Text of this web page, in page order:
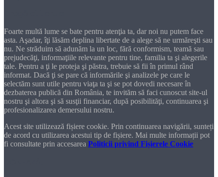
Foarte multă lume se bate pentru atenţia ta, dar noi nu putem face
asta. Aşadar, îţi lăsăm deplina libertate de a alege să ne urmăreşti sau
nu. Ne străduim să adunăm la un loc, fără conformism, teamă sau
prejudecăţi, informaţiile relevante pentru tine, familia ta şi alegerile
tale. Pentru a ţi le proteja şi păstra, trebuie să fii în primul rând
informat. Dacă ţi se pare că informările şi analizele pe care le
selectăm sunt utile pentru viaţa ta şi se pot dovedi necesare în
dezbaterea publică din România, te invităm să faci cunoscut site-ul
nostru şi altora şi să susţii financiar, după posibilităţi, continuarea şi
profesionalizarea demersului nostru.
Acest site utilizează fișiere cookie. Prin continuarea navigării, sunteți
de acord cu utilizarea acestui tip de fișiere. Mai multe informații pot
fi consultate prin accesarea Politicii privind Fișierele Cookie